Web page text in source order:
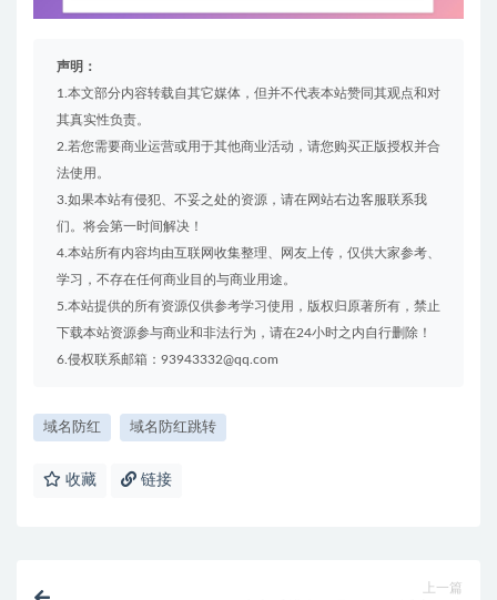
声明：
1.本文部分内容转载自其它媒体，但并不代表本站赞同其观点和对
其真实性负责。
2.若您需要商业运营或用于其他商业活动，请您购买正版授权并合
法使用。
3.如果本站有侵犯、不妥之处的资源，请在网站右边客服联系我
们。将会第一时间解决！
4.本站所有内容均由互联网收集整理、网友上传，仅供大家参考、
学习，不存在任何商业目的与商业用途。
5.本站提供的所有资源仅供参考学习使用，版权归原著所有，禁止
下载本站资源参与商业和非法行为，请在24小时之内自行删除！
6.侵权联系邮箱：93943332@qq.com
域名防红 域名防红跳转
收藏 链接
上一篇